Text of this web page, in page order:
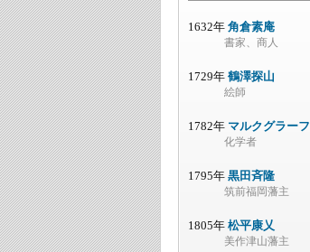
1632年 角倉素庵
書家、商人
1729年 鶴澤探山
絵師
1782年 マルクグラーフ
化学者
1795年 黒田斉隆
筑前福岡藩主
1805年 松平康乂
美作津山藩主